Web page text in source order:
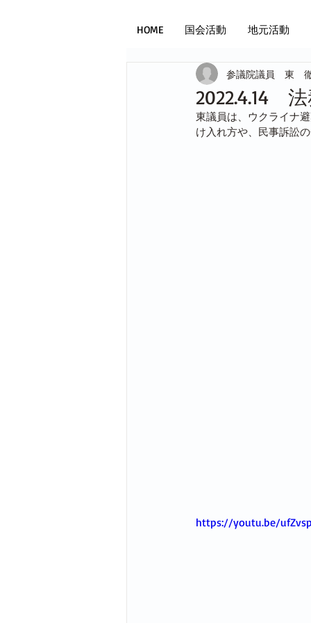
HOME 国会活動 地元活動
2022.4.14
参議院議員 東
東議員は、ウクライナ
け入れ方や、民事訴訟
https://youtu.be/